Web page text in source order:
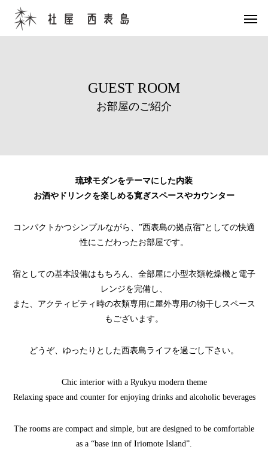
GUEST ROOM
お部屋のご紹介
琉球モダンをテーマにした内装
お酒やドリンクを楽しめる寛ぎスペースやカウンター
コンパクトかつシンプルながら、”西表島の拠点宿”としての快適
性にこだわったお部屋です。
宿としての基本設備はもちろん、全部屋に小型衣類乾燥機と電子
レンジを完備し、
また、アクティビティ時の衣類専用に屋外専用の物干しスペース
もございます。
どうぞ、ゆったりとした西表島ライフを過ごし下さい。
Chic interior with a Ryukyu modern theme
Relaxing space and counter for enjoying drinks and alcoholic beverages
The rooms are compact and simple, but are designed to be comfortable
as a “base inn of Iriomote Island”.